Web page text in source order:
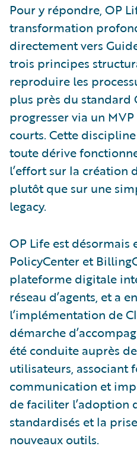
Pour y répondre, OP
transformation
directement vers
trois principes
reproduire les
plus près du standard
progresser via un
courts. Cette
toute dérive
l’effort sur la création
plutôt que sur une
legacy.
OP Life est
PolicyCenter et
plateforme digitale
réseau d’agents, et a
l’implémentation de
démarche
été conduite auprès
utilisateurs, associant
communication et
de faciliter l’adoption
standardisés et la
nouveaux outils.